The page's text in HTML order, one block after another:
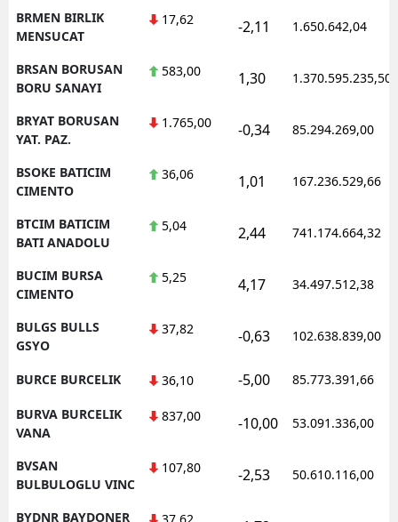
BRMEN BIRLIK
MENSUCAT
17,62 -2,11 1.650.642,04
BRSAN BORUSAN
BORU SANAYI
583,00 1,30 1.370.595.235,50
BRYAT BORUSAN
YAT. PAZ.
1.765,00 -0,34 85.294.269,00
BSOKE BATICIM
CIMENTO
36,06 1,01 167.236.529,66
BTCIM BATICIM
BATI ANADOLU
5,04 2,44 741.174.664,32
BUCIM BURSA
CIMENTO
5,25 4,17 34.497.512,38
BULGS BULLS
GSYO
37,82 -0,63 102.638.839,00
BURCE BURCELIK 36,10 -5,00 85.773.391,66
BURVA BURCELIK
VANA
837,00 -10,00 53.091.336,00
BVSAN
BULBULOGLU VINC
107,80 -2,53 50.610.116,00
BYDNR BAYDONER 37,62